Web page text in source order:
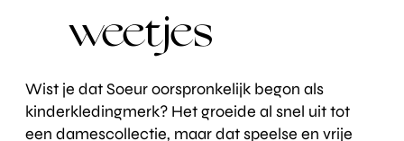
r het
weetjes
Wist je dat Soeur oorspronkelijk begon als
kinderkledingmerk? Het groeide al snel uit tot
een damescollectie, maar dat speelse en vrije